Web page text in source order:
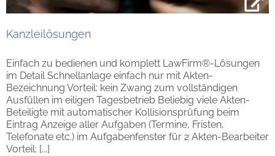
Kanzleilösungen
Einfach zu bedienen und komplett LawFirm®-Lösungen
im Detail Schnellanlage einfach nur mit Akten-
Bezeichnung Vorteil: kein Zwang zum vollständigen
Ausfüllen im eiligen Tagesbetrieb Beliebig viele Akten-
Beteiligte mit automatischer Kollisionsprüfung beim
Eintrag Anzeige aller Aufgaben (Termine, Fristen,
Telefonate etc.) im Aufgabenfenster für 2 Akten-Bearbeiter
Vorteil: [...]